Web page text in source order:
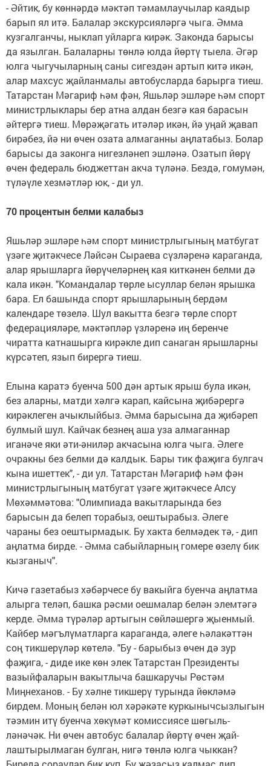
- Әйтик, бу көннәрдә мәктәп тәмамлаучылар каядыр
барып ял итә. Балалар экскурсияләргә чыга. Әмма
кузгалганчы, ныклап уйларга кирәк. Законда барысы
да язылган. Балаларны төнлә юлда йөртү тыела. Әгәр
юлга чыгучы­ларның саны сигездән артып китә икән,
алар махсус җайлан­малы автобусларда барырга тиеш.
Татарстан Мәгариф һәм фән, Яшьләр эшләре һәм спорт
министрлыклары бер атна алдан безгә кая барасын
әйтергә тиеш. Мөрәҗәгать итәләр икән, йә уңай җавап
бирәбез, йә ни өчен озата алмаганны аңлатабыз. Болар
барысы да законга нигезләнеп эш­ләнә. Озатып йөрү
өчен федераль бюджеттан акча тү­ләнә. Бездә, гомумән,
түләү­ле хезмәтләр юк, - ди ул.
70 процентын белми калабыз
Яшьләр эшләре һәм спорт министрлыгының мат­бугат
үзәге җитәкчесе Ләйсән Сыраева сүзләренә караганда,
алар ярышларга йөрүчеләрнең кая киткәнен белми дә
кала икән. "Командалар төрле ысуллар белән ярышка
бара. Ел башында спорт ярышларының бер­дәм
календаре төзелә. Шул вакытта безгә төрле спорт
федерацияләре, мәктәпләр үзләренә иң беренче
чиратта катнашырга кирәкле дип санаган ярышларны
күрсә­теп, язып бирергә тиеш.
Елына каратэ буенча 500 дән артык ярыш була икән,
без аларны, матди хәлгә карап, кайсына җи­бәрергә
кирәклеген ачыклыйбыз. Әмма барысына да җибәреп
булмый шул. Кайчак безнең аша уза алмаганнар
иганәче яки әти-әниләр акчасына юлга чыга. Әлеге
очракны без белми дә калдык. Бары тик фаҗига булгач
кына ишеттек", - ди ул. Татарстан Мәгариф һәм фән
министр­лыгының матбугат үзәге җитәкчесе Алсу
Мөхәммә­това: "Олимпиада вакытларында без
барысын да белеп торабыз, оештырабыз. Әлеге
чараны без оештырмадык. Бу хакта бел­мәдек тә, - дип
аңлатма бирде. - Әмма сабыйларның гомере өзелү бик
кызганыч".
Кичә газетабыз хәбәр­че­се бу вакыйга буенча аң­лат­ма
алырга теләп, башка рәс­ми оешмалар белән элемтәгә
керде. Әмма тү­рәләр артыгын сөйләшергә җыенмый.
Кайбер мәгълү­мат­ларга караганда, әлеге һәлакәттән
соң тикшерүләр көтелә. "Бу - барыбыз өчен дә зур
фаҗига, - диде ике көн элек Татарстан Президенты
вазыйфаларын вакытлыча башкаручы Рөс­тәм
Миңнеханов. - Бу хәлне тикшерү турында йөкләмә
бирдем. Моның белән юл хәрәкәте куркынычсызлыгын
тәэмин итү буенча хө­күмәт комиссиясе шөгыль­
ләнәчәк. Ни өчен автобус балалар йөртү өчен җай­
лаштырылмаган булган, нигә төнлә юлга чыккан?